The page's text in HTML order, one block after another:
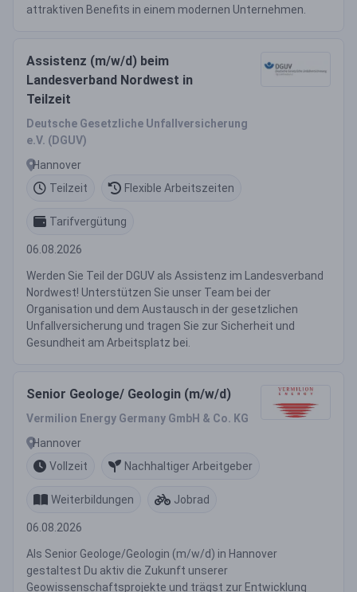
attraktiven Benefits in einem modernen Unternehmen.
Assistenz (m/w/d) beim
Landesverband Nordwest in
Teilzeit
Deutsche Gesetzliche Unfallversicherung
e.V. (DGUV)
Hannover
Teilzeit
Flexible Arbeitszeiten
Tarifvergütung
06.08.2026
Werden Sie Teil der DGUV als Assistenz im Landesverband
Nordwest! Unterstützen Sie unser Team bei der
Organisation und dem Austausch in der gesetzlichen
Unfallversicherung und tragen Sie zur Sicherheit und
Gesundheit am Arbeitsplatz bei.
Senior Geologe/ Geologin (m/w/d)
Vermilion Energy Germany GmbH & Co. KG
Hannover
Vollzeit
Nachhaltiger Arbeitgeber
Weiterbildungen Jobrad
06.08.2026
Als Senior Geologe/Geologin (m/w/d) in Hannover
gestaltest Du aktiv die Zukunft unserer
Geowissenschaftsprojekte und trägst zur Entwicklung